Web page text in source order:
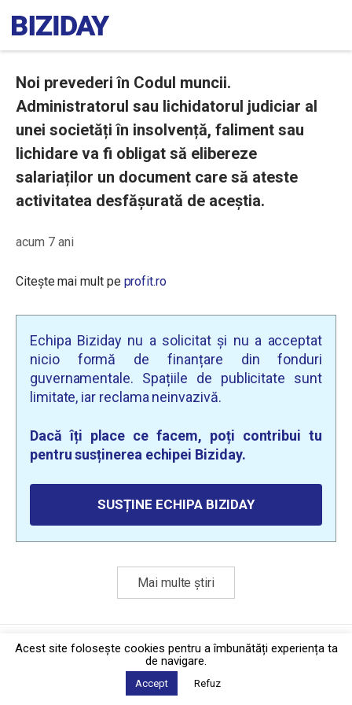
Noi prevederi în Codul muncii.
Administratorul sau lichidatorul judiciar al
unei societăți în insolvență, faliment sau
lichidare va fi obligat să elibereze
salariaților un document care să ateste
activitatea desfășurată de aceștia.
acum 7 ani
Citește mai mult pe profit.ro
Echipa Biziday nu a solicitat și nu a acceptat
nicio formă de finanțare din fonduri
guvernamentale. Spațiile de publicitate sunt
limitate, iar reclama neinvazivă.
Dacă îți place ce facem, poți contribui tu
pentru susținerea echipei Biziday.
SUSȚINE ECHIPA BIZIDAY
Mai multe știri
Politica de confidențialitate·Contact
2026 © Biziday
Acest site foloseşte cookies pentru a îmbunătăți experiența ta
de navigare.
Accept Refuz